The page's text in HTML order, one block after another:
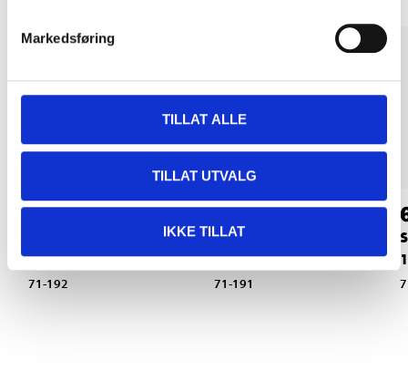
Markedsføring
TILLAT ALLE
TILLAT UTVALG
IKKE TILLAT
4990
pliers
71-192
4990
Mini combination
pliers
71-191